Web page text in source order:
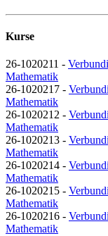
Kurse
26-1020211 -
Mathematik
26-1020217 -
Mathematik
26-1020212 -
Mathematik
26-1020213 -
Mathematik
26-1020214 -
Mathematik
26-1020215 -
Mathematik
26-1020216 -
Mathematik